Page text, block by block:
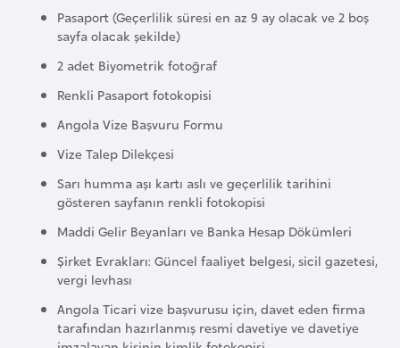
Pasaport (Geçerlilik süresi en az 9 ay olacak ve 2 boş
sayfa olacak şekilde)
2 adet Biyometrik fotoğraf
Renkli Pasaport fotokopisi
Angola Vize Başvuru Formu
Vize Talep Dilekçesi
Sarı humma aşı kartı aslı ve geçerlilik tarihini
gösteren sayfanın renkli fotokopisi
Maddi Gelir Beyanları ve Banka Hesap Dökümleri
Şirket Evrakları: Güncel faaliyet belgesi, sicil gazetesi,
vergi levhası
Angola Ticari vize başvurusu için, davet eden firma
tarafından hazırlanmış resmi davetiye ve davetiye